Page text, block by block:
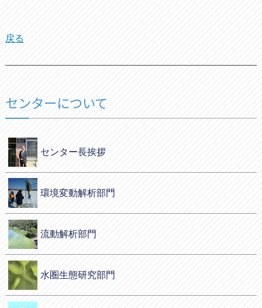
戻る
センターについて
センター長挨拶
環境変動解析部門
流動解析部門
水圏生態研究部門